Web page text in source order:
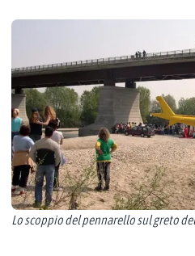
Lo scoppio del pennarello sul greto